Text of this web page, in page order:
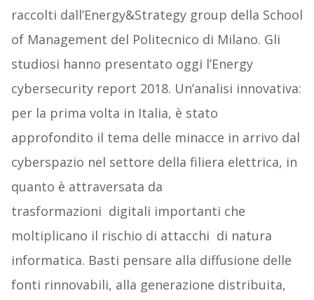
raccolti dall’Energy&Strategy group della School
of Management del Politecnico di Milano. Gli
studiosi hanno presentato oggi l’Energy
cybersecurity report 2018. Un’analisi innovativa:
per la prima volta in Italia, è stato
approfondito il tema delle minacce in arrivo dal
cyberspazio nel settore della filiera elettrica, in
quanto è attraversata da
trasformazioni digitali importanti che
moltiplicano il rischio di attacchi di natura
informatica. Basti pensare alla diffusione delle
fonti rinnovabili, alla generazione distribuita,